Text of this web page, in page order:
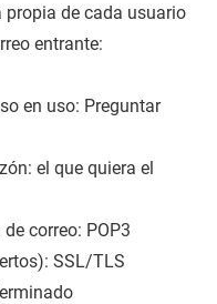
cada usuario
Preguntar
quiera el
POP3
SSL/TLS